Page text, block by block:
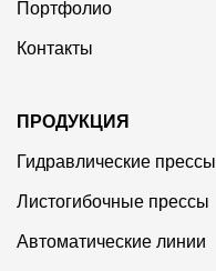
Портфолио
Контакты
ПРОДУКЦИЯ
Гидравлические прессы
Листогибочные прессы
Автоматические линии